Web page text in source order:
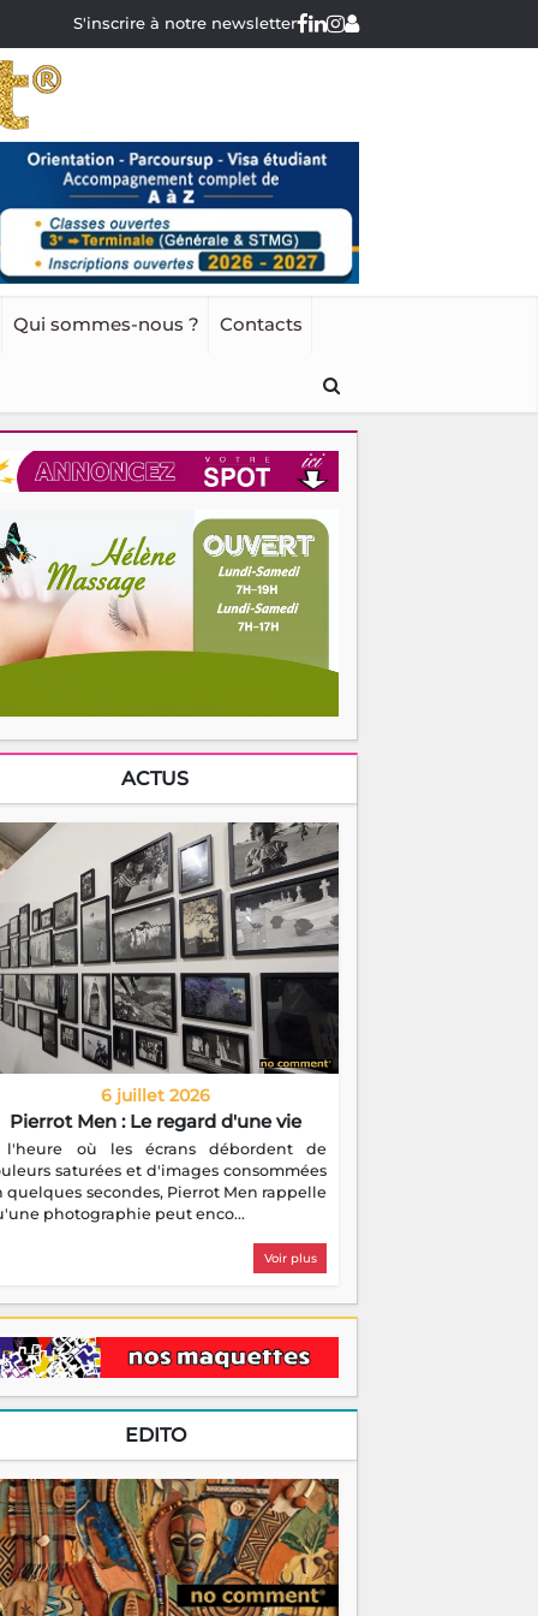
S'inscrire à notre newsletter
Qui sommes-nous ? Contacts
ACTUS
6 juillet 2026
Pierrot Men : Le regard d'une vie
l'heure où les écrans débordent de
saturées et d'images consommées
quelques secondes, Pierrot Men rappelle
photographie peut enco...
Voir plus
EDITO